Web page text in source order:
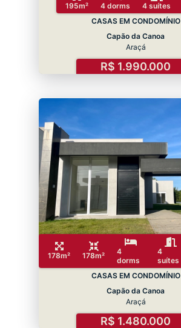
195m² 4 dorms 4 suítes
CASAS EM CONDOMÍNIO
Capão da Canoa
Araçá
R$ 1.990.000
178m² 178m²
4
dorms
4
suítes
CASAS EM CONDOMÍNIO
Capão da Canoa
Araçá
R$ 1.480.000